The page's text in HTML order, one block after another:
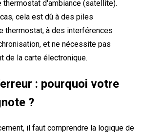
thermostat d'ambiance (satellite).
cela est dû à des piles
thermostat, à des interférences
et ne nécessite pas
de la carte électronique.
: pourquoi votre
?
il faut comprendre la logique de